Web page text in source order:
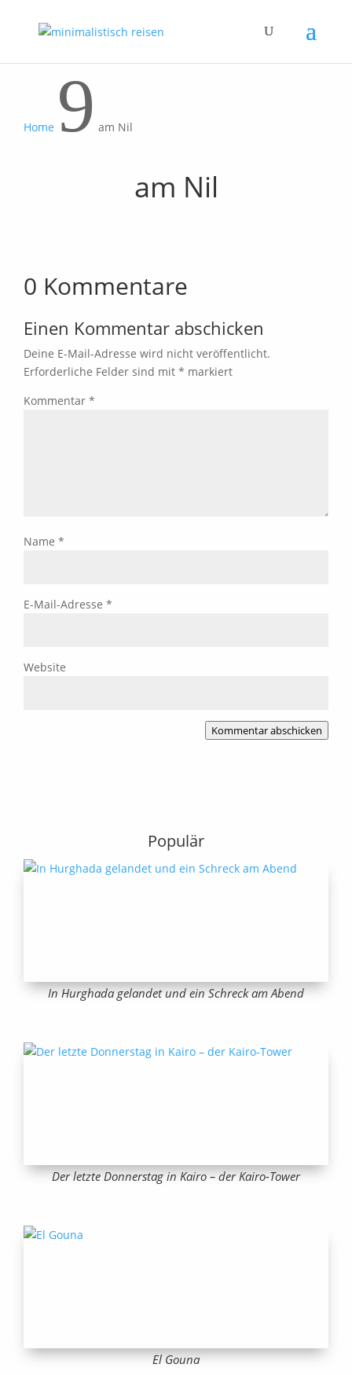
Home 9 am Nil
am Nil
0 Kommentare
Einen Kommentar abschicken
Deine E-Mail-Adresse wird nicht veröffentlicht.
Erforderliche Felder sind mit * markiert
Kommentar *
Name *
E-Mail-Adresse *
Website
Kommentar abschicken
Populär
In Hurghada gelandet und ein Schreck am Abend
Der letzte Donnerstag in Kairo – der Kairo-Tower
El Gouna